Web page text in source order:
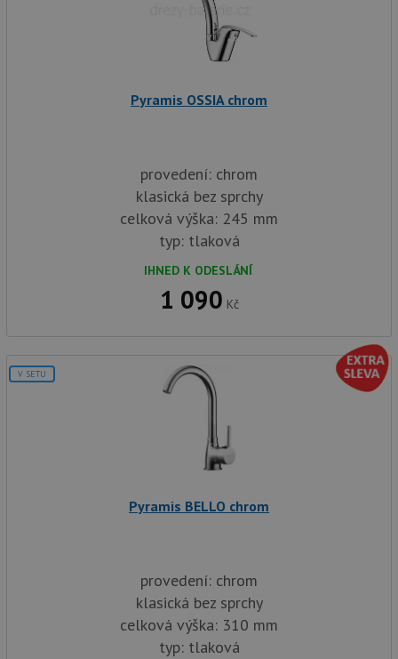
Pyramis OSSIA chrom
provedení: chrom
klasická bez sprchy
celková výška: 245 mm
typ: tlaková
IHNED K ODESLÁNÍ
1 090 Kč
V SETU
Pyramis BELLO chrom
provedení: chrom
klasická bez sprchy
celková výška: 310 mm
typ: tlaková